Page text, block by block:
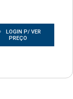
LOGIN P/ VER
PREÇO